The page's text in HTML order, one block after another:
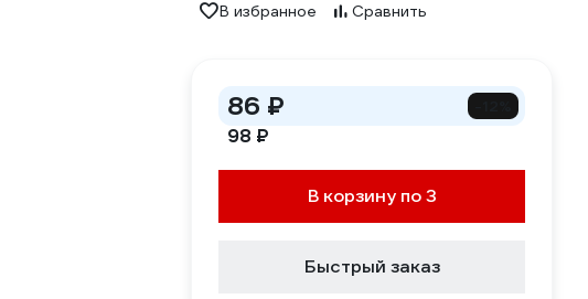
В избранное Сравнить
86 ₽
98 ₽
В корзину по 3
Быстрый заказ